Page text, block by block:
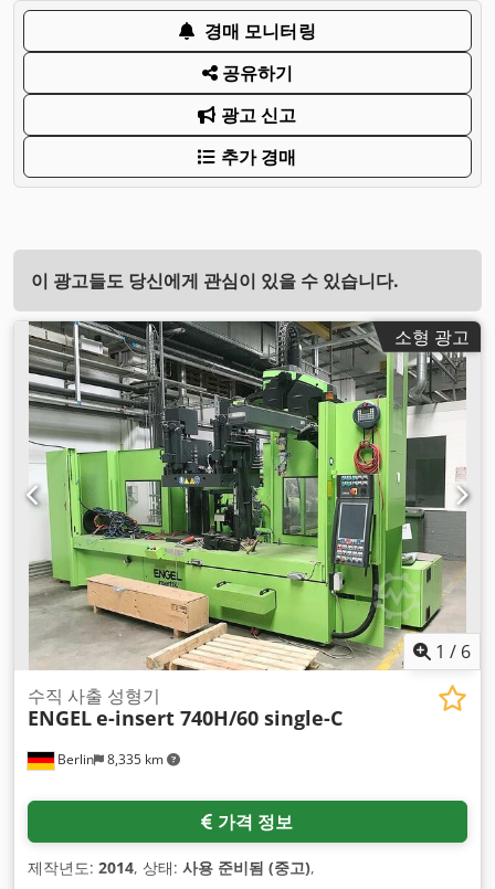
경매 모니터링
공유하기
광고 신고
추가 경매
이 광고들도 당신에게 관심이 있을 수 있습니다.
소형 광고
1 / 6
Berlin 8,335 km
수직 사출 성형기
ENGELe-insert 740H/60 single-C
가격 정보
제작년도: 2014, 상태: 사용 준비됨 (중고),